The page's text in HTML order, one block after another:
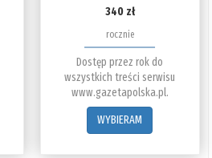
340 zł
rocznie
Dostęp przez rok do
wszystkich treści serwisu
www.gazetapolska.pl.
WYBIERAM